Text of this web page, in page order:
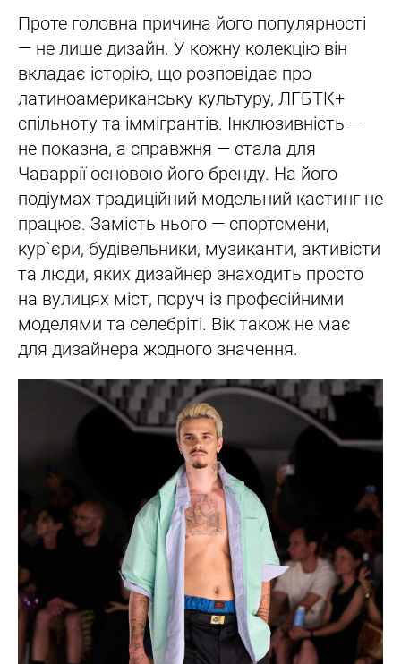
Проте головна причина його популярності
— не лише дизайн. У кожну колекцію він
вкладає історію, що розповідає про
латиноамериканську культуру, ЛГБТК+
спільноту та іммігрантів. Інклюзивність —
не показна, а справжня — стала для
Чаваррії основою його бренду. На його
подіумах традиційний модельний кастинг не
працює. Замість нього — спортсмени,
кур`єри, будівельники, музиканти, активісти
та люди, яких дизайнер знаходить просто
на вулицях міст, поруч із професійними
моделями та селебріті. Вік також не має
для дизайнера жодного значення.